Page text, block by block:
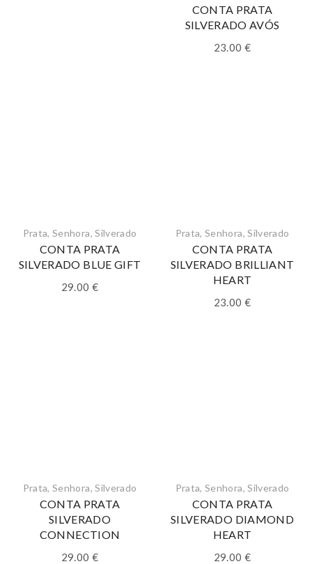
CONTA PRATA
SILVERADO AVÓS
23.00 €
Prata,Senhora,Silverado
CONTA PRATA
SILVERADO BLUE GIFT
29.00 €
Prata,Senhora,Silverado
CONTA PRATA
SILVERADO BRILLIANT
HEART
23.00 €
Prata,Senhora,Silverado
CONTA PRATA
SILVERADO
CONNECTION
29.00 €
Prata,Senhora,Silverado
CONTA PRATA
SILVERADO DIAMOND
HEART
29.00 €